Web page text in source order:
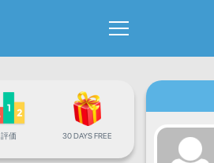
評価 30 DAYS FREE